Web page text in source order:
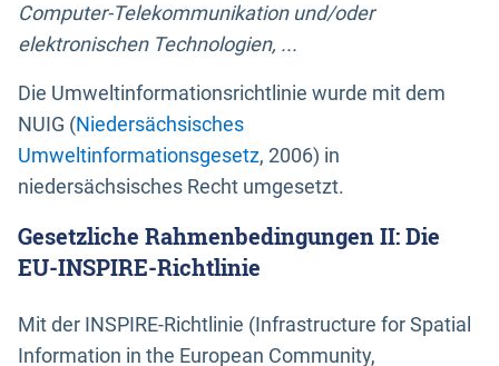
Computer-Telekommunikation und/oder
elektronischen Technologien, ...
Die Umweltinformationsrichtlinie wurde mit dem
NUIG (Niedersächsisches
Umweltinformationsgesetz, 2006) in
niedersächsisches Recht umgesetzt.
Gesetzliche Rahmenbedingungen II: Die
EU-INSPIRE-Richtlinie
Mit der INSPIRE-Richtlinie (Infrastructure for Spatial
Information in the European Community,